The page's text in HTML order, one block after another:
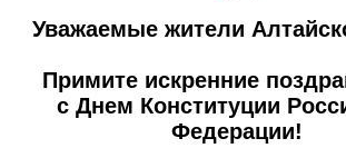
Уважаемые жители
Примите искренние
с Днем Конституции
Федерации!